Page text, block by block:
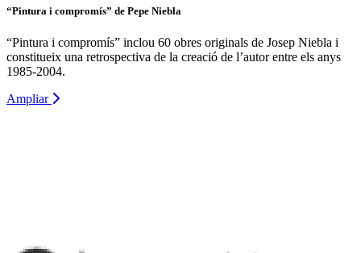
“Pintura i compromís” de Pepe Niebla
“Pintura i compromís” inclou 60 obres originals de Josep Niebla i
constitueix una retrospectiva de la creació de l’autor entre els anys
1985-2004.
Ampliar